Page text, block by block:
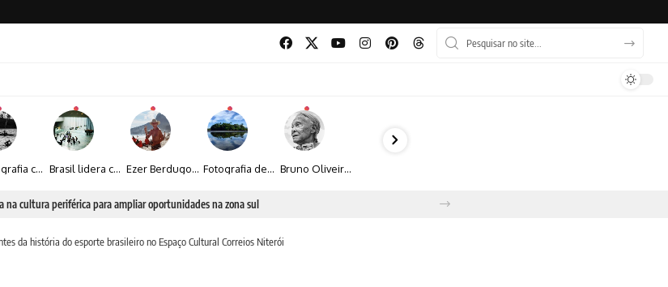
A fotografia contemporânea de Cynthia Feyh Jappur entre luz, movimento e arte Brasil lidera crescimento entre os 15 maiores mercados globais de viagens corporativas Ezer Berdugo transforma experiências multiculturais e memórias em narrativas visuais por meio da fotografia Fotografia de Fátima Carlini transforma paisagens naturais em experiências de contemplação Bruno Oliveira retrata o cotidiano urbano por meio da fotografia em preto e branco
na cultura periférica para ampliar oportunidades na zona sul
da história do esporte brasileiro no Espaço Cultural Correios Niterói